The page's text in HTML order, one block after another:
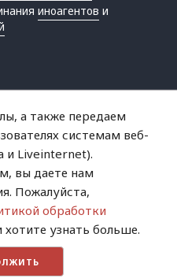
иноагентов и
а также передаем
системам веб-
и Liveinternet).
вы даете нам
Пожалуйста,
обработки
хотите узнать больше.